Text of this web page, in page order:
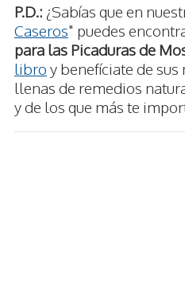
P.D.: ¿Sabías que en
Caseros" puedes
para las Picaduras de
libro y benefíciate de
llenas de remedios
y de los que más te